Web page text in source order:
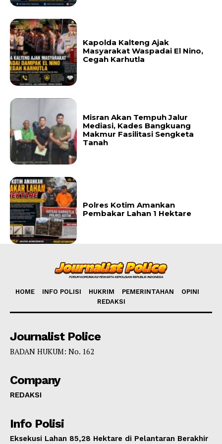
Kapolda Kalteng Ajak
Masyarakat Waspadai El Nino,
Cegah Karhutla
Misran Akan Tempuh Jalur
Mediasi, Kades Bangkuang
Makmur Fasilitasi Sengketa
Tanah
Polres Kotim Amankan
Pembakar Lahan 1 Hektare
HOME INFO POLISI HUKRIM PEMERINTAHAN
OPINI
REDAKSI
Journalist Police
BADAN HUKUM: No. 162
Company
REDAKSI
Info Polisi
Eksekusi Lahan 85,28 Hektare di Pelantaran Berakhir